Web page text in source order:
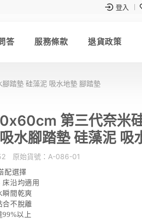
登入
答 服務條款 退貨政策
踏墊 硅藻泥 吸水地墊 腳踏墊
第三代奈米
水腳踏墊 硅藻泥 吸
原始貨號： A-086-01
配選擇
床沿均適用
瞬間乾爽
合不脫離
99%以上